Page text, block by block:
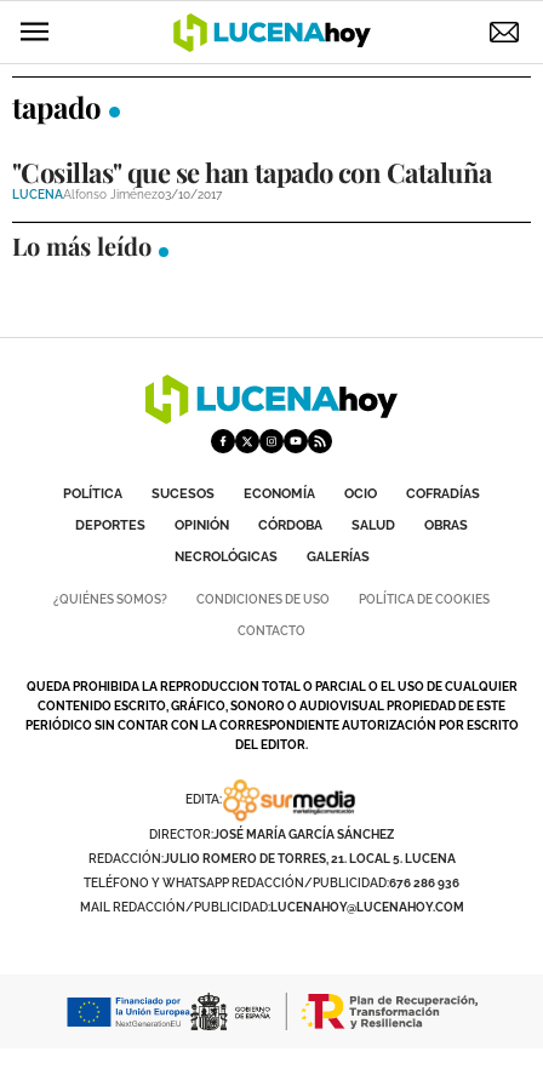
POLÍTICA
ELECCIONES
SUCESOS
LUCENA EMPRESAS
COFRADÍAS
OPINIÓN
PROVINCIA
SUBBÉTICA HOY
tapado
"Cosillas" que se han tapado con Cataluña
LUCENAAlfonso Jiménez03/10/2017
Lo más leído
POLÍTICA SUCESOS ECONOMÍA OCIO
COFRADÍAS
DEPORTES
OPINIÓN CÓRDOBA SALUD
OBRAS
NECROLÓGICAS
GALERÍAS
¿QUIÉNES SOMOS? CONDICIONES DE USO POLÍTICA DE COOKIES
CONTACTO
QUEDA PROHIBIDA LA REPRODUCCION TOTAL O PARCIAL O EL USO DE CUALQUIER
CONTENIDO ESCRITO, GRÁFICO, SONORO O AUDIOVISUAL PROPIEDAD DE ESTE
PERIÓDICO SIN CONTAR CON LA CORRESPONDIENTE AUTORIZACIÓN POR ESCRITO
DEL EDITOR.
EDITA:
DIRECTOR:JOSÉ MARÍA GARCÍA SÁNCHEZ
REDACCIÓN:JULIO ROMERO DE TORRES, 21. LOCAL 5. LUCENA
TELÉFONO Y WHATSAPP REDACCIÓN/PUBLICIDAD:676 286 936
MAIL REDACCIÓN/PUBLICIDAD:LUCENAHOY@LUCENAHOY.COM